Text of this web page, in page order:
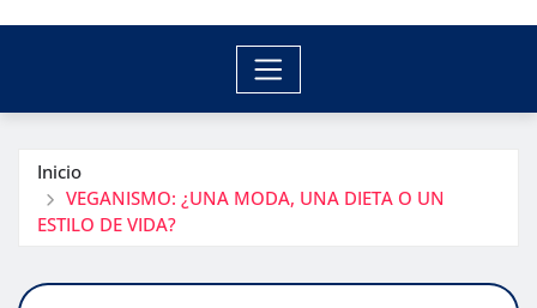
Inicio
VEGANISMO: ¿UNA MODA, UNA DIETA O UN
ESTILO DE VIDA?